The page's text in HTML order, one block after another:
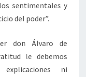
sentimentales y
del poder”.
don Álvaro de
le debemos
ni